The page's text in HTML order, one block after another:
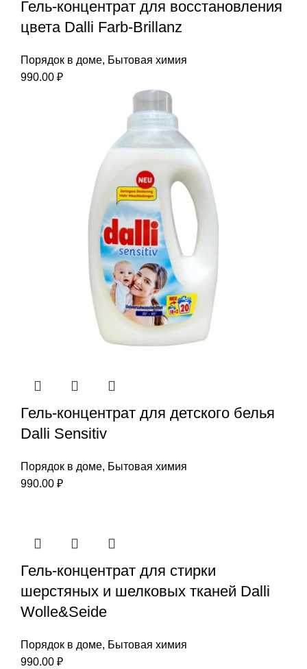
Гель-концентрат для восстановления
цвета Dalli Farb-Brillanz
Порядок в доме, Бытовая химия
990.00 ₽
Гель-концентрат для детского белья
Dalli Sensitiv
Порядок в доме, Бытовая химия
990.00 ₽
Гель-концентрат для стирки
шерстяных и шелковых тканей Dalli
Wolle&Seide
Порядок в доме, Бытовая химия
990.00 ₽